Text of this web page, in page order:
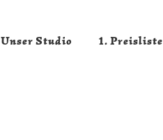
Unser Studio 1. Preisliste